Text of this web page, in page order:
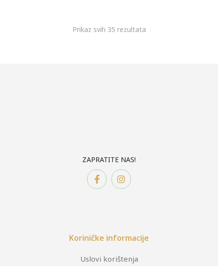
Prikaz svih 35 rezultata
ZAPRATITE NAS!
Koriničke informacije
Uslovi korištenja